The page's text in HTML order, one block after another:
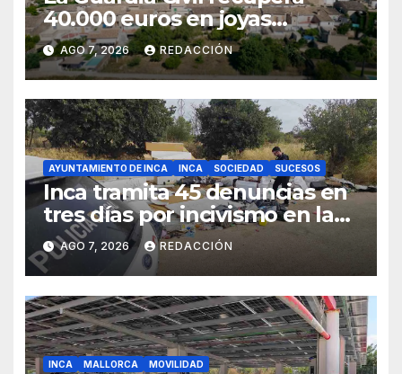
40.000 euros en joyas
robadas en una vivienda de
Sineu
AGO 7, 2026 REDACCIÓN
AYUNTAMIENTO DE INCA INCA SOCIEDAD SUCESOS
Inca tramita 45 denuncias en
tres días por incivismo en la
gestión de residuos
AGO 7, 2026 REDACCIÓN
INCA MALLORCA MOVILIDAD